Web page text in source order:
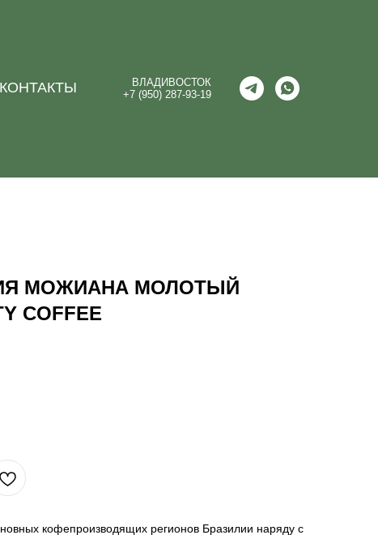
КОНТАКТЫ
ВЛАДИВОСТОК
+7 (950) 287-93-19
МОЖИАНА МОЛОТЫЙ
COFFEE
кофепроизводящих регионов Бразилии наряду с